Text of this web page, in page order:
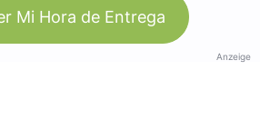
Mi Hora de Entrega
Anzeige